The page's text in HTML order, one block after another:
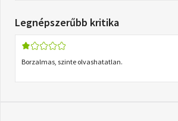
Legnépszerűbb kritika
Borzalmas, szinte olvashatatlan.